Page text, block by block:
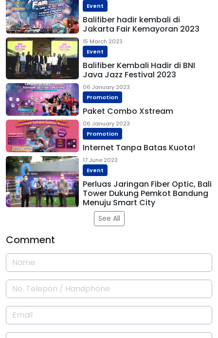
Event
Balifiber hadir kembali di
Jakarta Fair Kemayoran 2023
15 March 2023
Event
Balifiber Kembali Hadir di BNI
Java Jazz Festival 2023
06 January 2023
Promotion
Paket Combo Xstream
06 January 2023
Promotion
Internet Tanpa Batas Kuota!
17 June 2022
Event
Perluas Jaringan Fiber Optic, Bali
Tower Dukung Pemkot Bandung
Menuju Smart City
See All
Comment